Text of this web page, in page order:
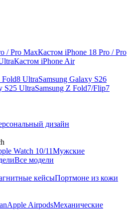
/ Pro MaxКастом iPhone 18 Pro / Pro
Кастом iPhone Air
Fold8 UltraSamsung Galaxy S26
S25 UltraSamsung Z Fold7/Flip7
дизайн
Watch 10/11Мужские
Все модели
кейсыПортмоне из кожи
Apple AirpodsМеханические